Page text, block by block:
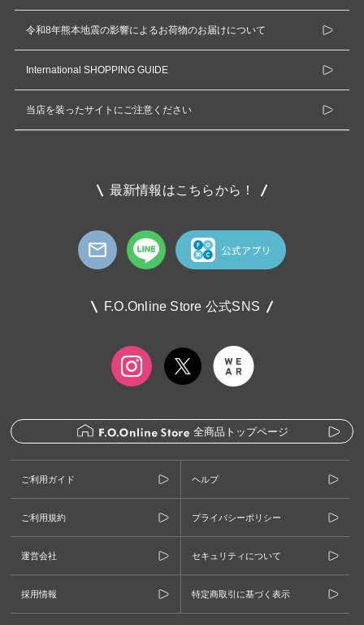
令和8年熊本地震の影響によるお荷物のお届けについて
International SHOPPING GUIDE
当店を装ったサイトにご注意ください
最新情報はこちらから！
F.O.Online Store 公式SNS
全商品トップページ
ご利用ガイド ヘルプ
ご利用規約 プライバシーポリシー
運営会社 セキュリティについて
採用情報 特定商取引に基づく表示